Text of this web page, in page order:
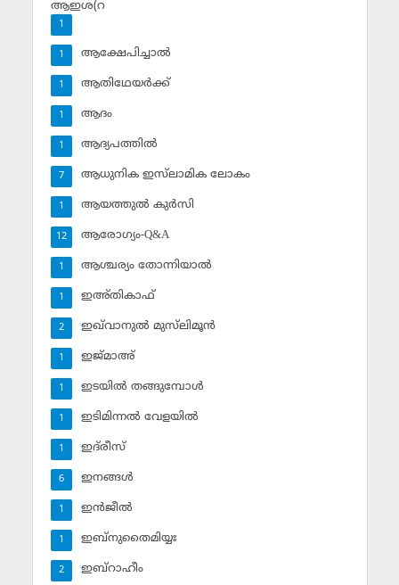
ആഇശ(റ
1
ആക്ഷേപിച്ചാല്‍
1
ആതിഥേയര്‍ക്ക്
1
ആദം
1
ആദ്യപത്തില്‍
1
ആധുനിക ഇസ്‌ലാമിക ലോകം
7
ആയത്തുല്‍ കുര്‍സി
1
ആരോഗ്യം-Q&A
12
ആശ്ചര്യം തോന്നിയാല്‍
1
ഇഅ്തികാഫ്‌
1
ഇഖ്‌വാനുല്‍ മുസ്‌ലിമൂന്‍
2
ഇജ്മാഅ്
1
ഇടയില്‍ തങ്ങുമ്പോള്‍
1
ഇടിമിന്നല്‍ വേളയില്‍
1
ഇദ്‌രീസ്‌
1
ഇനങ്ങള്‍
6
ഇന്‍ജീല്‍
1
ഇബ്‌നുതൈമിയ്യഃ
1
ഇബ്‌റാഹീം
2